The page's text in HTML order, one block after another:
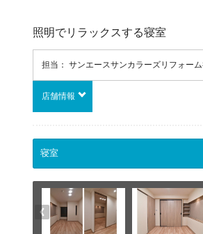
照明でリラックスする寝室
担当： サンエースサンカラーズリフォー
店舗情報